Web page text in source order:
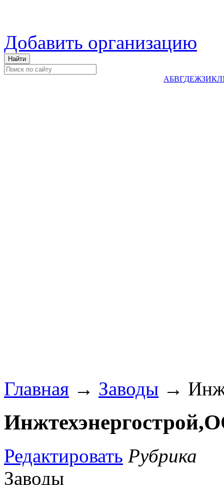
Добавить организацию
АБВГДЕЖЗИКЛ
Главная → Заводы →
Редактировать Рубрика
Заводы